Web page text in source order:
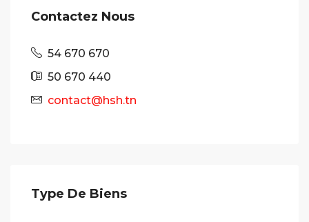
Contactez Nous
54 670 670
50 670 440
contact@hsh.tn
Type De Biens